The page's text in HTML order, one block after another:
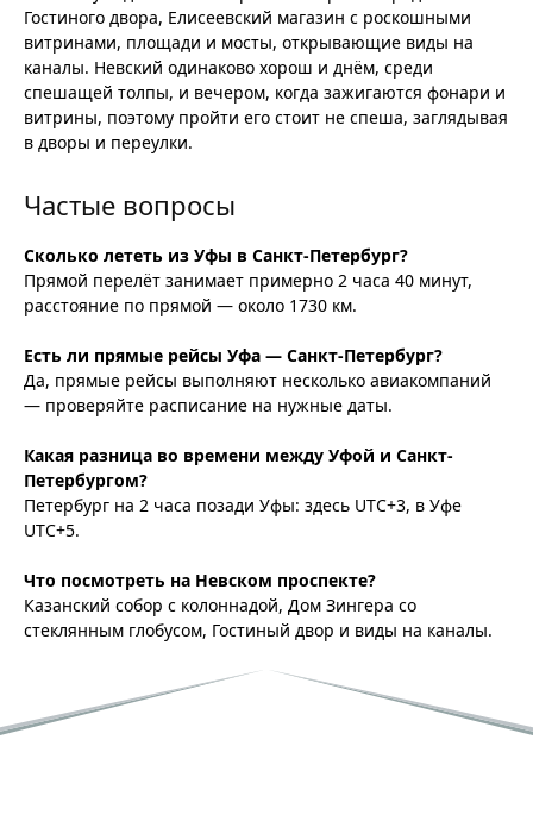
Гостиного двора, Елисеевский магазин с роскошными
витринами, площади и мосты, открывающие виды на
каналы. Невский одинаково хорош и днём, среди
спешащей толпы, и вечером, когда зажигаются фонари и
витрины, поэтому пройти его стоит не спеша, заглядывая
в дворы и переулки.
Частые вопросы
Сколько лететь из Уфы в Санкт-Петербург?
Прямой перелёт занимает примерно 2 часа 40 минут,
расстояние по прямой — около 1730 км.
Есть ли прямые рейсы Уфа — Санкт-Петербург?
Да, прямые рейсы выполняют несколько авиакомпаний
— проверяйте расписание на нужные даты.
Какая разница во времени между Уфой и Санкт-
Петербургом?
Петербург на 2 часа позади Уфы: здесь UTC+3, в Уфе
UTC+5.
Что посмотреть на Невском проспекте?
Казанский собор с колоннадой, Дом Зингера со
стеклянным глобусом, Гостиный двор и виды на каналы.